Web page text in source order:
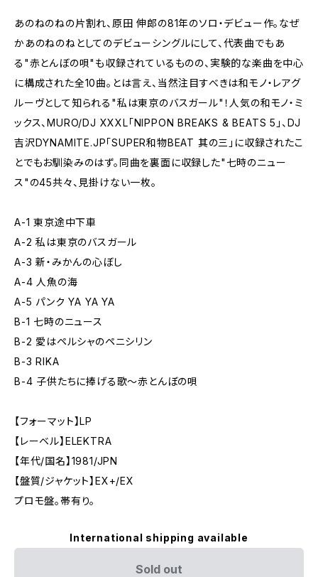
あのねのねの片割れ、原田 伸郎の81年のソロ・デビュー作。なぜ
かあのねのねとしてのデビューシングルにして、代表曲でもあ
る"赤とんぼの唄"も収録されているものの、実験的な楽曲を中心
に構成された全10曲。とは言え、当然注目すべきは和モノ・レアグ
ルーヴとして知られる"私は東京のバスガール"！人気の和モノ・ミ
ックス、MURO/DJ XXXL「NIPPON BREAKS & BEATS 5」、DJ
吉沢DYNAMITE.JP「SUPER和物BEAT 其の三」に収録されたこ
とでもお馴染みのはず。同曲を裏面に収録した"七時のニュー
ス"の45共々、見掛けない一枚。
A-1 東京途中下車
A-2 私は東京のバスガール
A-3 新・みかんの心ぼし
A-4 人魚の海
A-5 パンク YA YA YA
B-1 七時のニュース
B-2 愛はペルシャのペニシリン
B-3 RIKA
B-4 子供たちに捧げる歌〜赤とんぼの唄
【フォーマット】LP
【レーベル】ELEKTRA
【年代/国名】1981/JPN
【盤質/ジャケット】EX+/EX
プロモ盤。帯有り。
International shipping available
Sold out